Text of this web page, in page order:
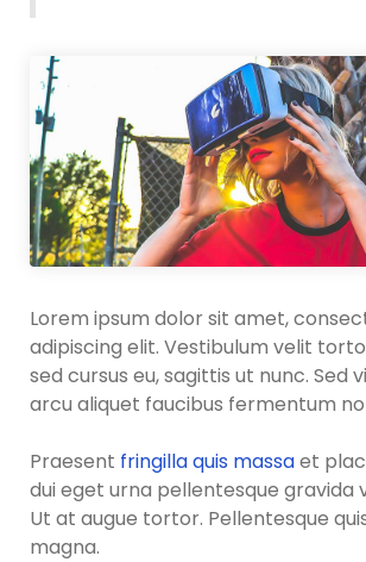
Lorem ipsum dolor sit amet,
adipiscing elit. Vestibulum velit
sed cursus eu, sagittis ut nunc. Sed
arcu aliquet faucibus fermentum
Praesent fringilla quis massaet
dui eget urna pellentesque gravida
Ut at augue tortor. Pellentesque
magna.